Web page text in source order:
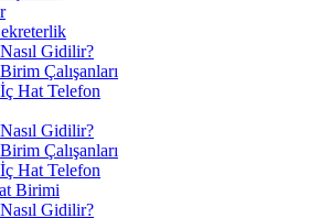
Nasıl Gidilir?
Birim Çalışanları
İç Hat Telefon
Nasıl Gidilir?
Birim Çalışanları
İç Hat Telefon
Birimi
Nasıl Gidilir?